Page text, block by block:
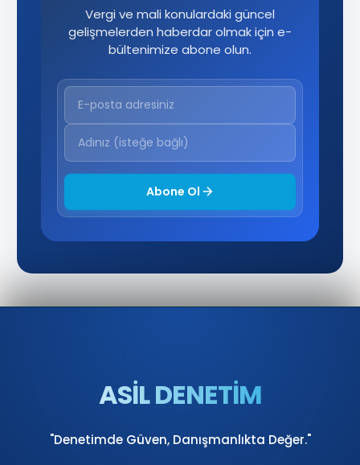
Vergi ve mali konulardaki güncel
gelişmelerden haberdar olmak için e-
bültenimize abone olun.
Abone Ol
ASİL DENETİM
"Denetimde Güven, Danışmanlıkta Değer."